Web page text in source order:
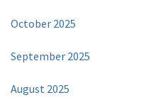
October 2025
September 2025
August 2025